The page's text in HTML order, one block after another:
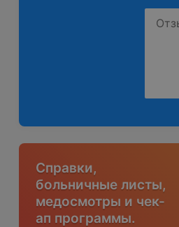
Справки,
больничные листы,
медосмотры и чек-
ап программы.